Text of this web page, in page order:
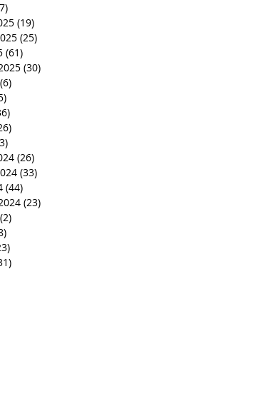
(19)
(25)
(61)
(30)
(6)
(26)
(33)
(44)
(23)
(2)